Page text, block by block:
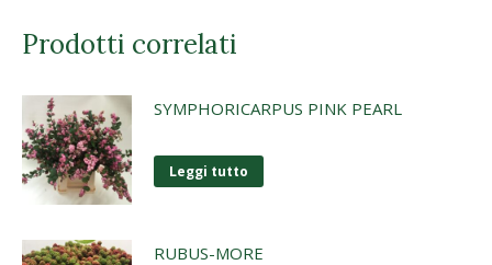
Prodotti correlati
SYMPHORICARPUS PINK PEARL
Leggi tutto
RUBUS-MORE